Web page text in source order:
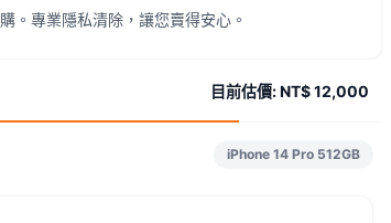
。專業隱私清除，讓您賣得安心。
目前估價:NT$ 12,000
iPhone 14 Pro 512GB